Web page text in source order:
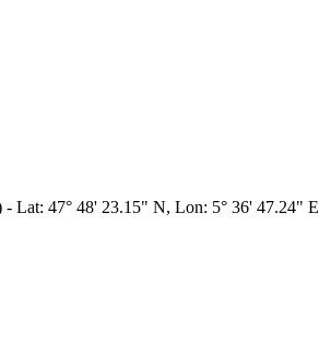
- Lat: 47° 48' 23.15" N, Lon: 5° 36' 47.24" E